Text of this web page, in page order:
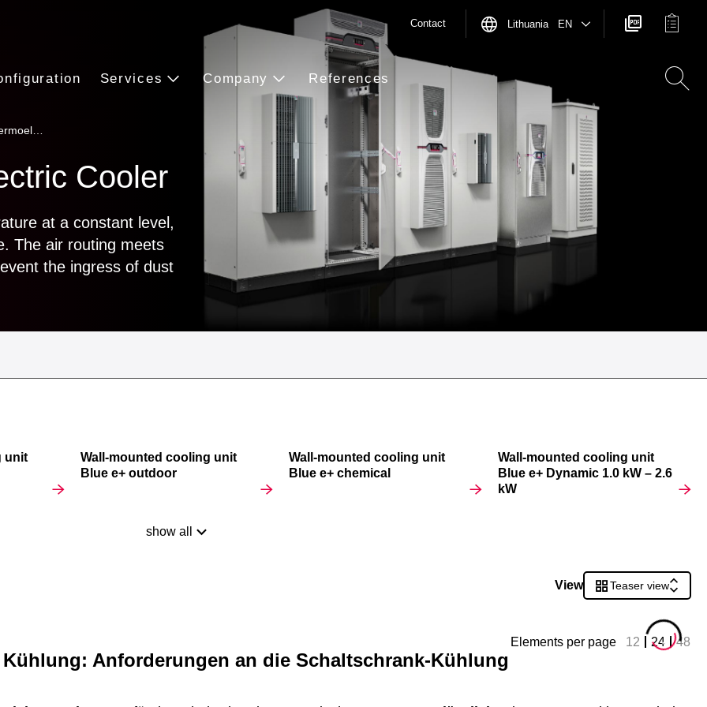
Services Company References
Contact Lithuania EN
Cooler
at a constant level,
The air routing meets
the ingress of dust
unit
Wall-mounted cooling unit
Blue e+ outdoor
Wall-mounted cooling unit
Blue e+ chemical
Wall-mounted cooling unit
Blue e+ Dynamic 1.0 kW – 2.6
kW
show all
View Teaser view
Elements per page 12 24 48
Anforderungen an die Schaltschrank-Kühlung